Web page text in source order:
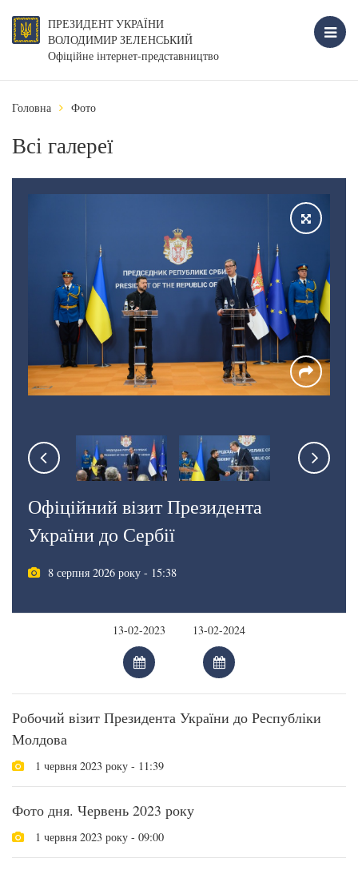
ПРЕЗИДЕНТ УКРАЇНИ
ВОЛОДИМИР ЗЕЛЕНСЬКИЙ
Офіційне інтернет-представництво
Головна Фото
Всі галереї
Офіційний візит Президента
України до Сербії
8 серпня 2026 року - 15:38
Робочий візит Президента України до Республіки
Молдова
1 червня 2023 року - 11:39
Фото дня. Червень 2023 року
1 червня 2023 року - 09:00